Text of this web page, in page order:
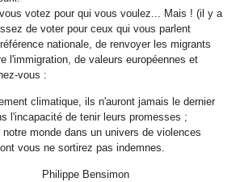
votez pour qui vous voulez... Mais ! (il y a
de voter pour ceux qui vous parlent
nationale, de renvoyer les migrants
l'immigration, de valeurs européennes et
vous :
climatique, ils n'auront jamais le dernier
l'incapacité de tenir leurs promesses ;
notre monde dans un univers de violences
vous ne sortirez pas indemnes.